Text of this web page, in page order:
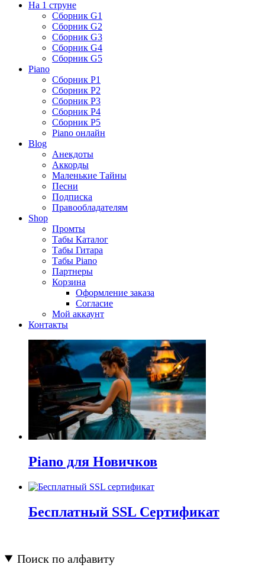
На 1 струне
Сборник G1
Сборник G2
Сборник G3
Сборник G4
Сборник G5
Piano
Сборник P1
Сборник P2
Сборник P3
Сборник P4
Сборник P5
Piano онлайн
Blog
Анекдоты
Аккорды
Маленькие Тайны
Песни
Подписка
Правообладателям
Shop
Промты
Табы Каталог
Табы Гитара
Табы Piano
Партнеры
Корзина
Оформление заказа
Согласие
Мой аккаунт
Контакты
Piano для Новичков
Бесплатный SSL Сертификат
Поиск по алфавиту